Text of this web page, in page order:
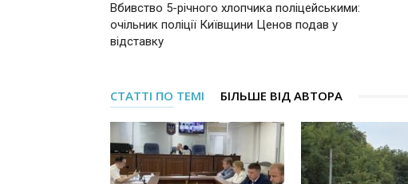
Вбивство 5-річного хлопчика поліцейськими:
очільник поліції Київщини Ценов подав у
відставку
СТАТТІ ПО ТЕМІ БІЛЬШЕ ВІД АВТОРА